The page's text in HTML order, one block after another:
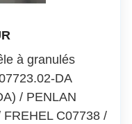
à granulés
DA
/ PENLAN
C07738 /